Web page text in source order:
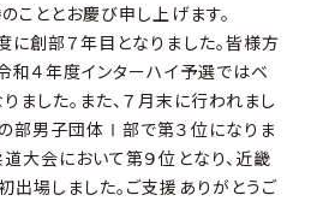
こととお慶び申し上げます。
創部７年目となりました。皆様方
和４年度インターハイ予選ではベ
ました。また、７月末に行われまし
部男子団体Ⅰ部で第３位になりま
大会において第９位となり、近畿
場しました。ご支援ありがとうご